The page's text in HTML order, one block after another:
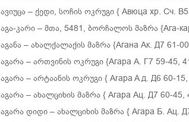
ავიუცა – ქედი, სოჩის ოკრუგი { Авюца хр. Сч.
აგა-კარი – მთა, 5481, ბორჩალოს მაზრა {Ага-
აგანა – ახალქალაქის მაზრა {Агана Ак. Д7 61-
აგარა – ართვინის ოკრუგი {Агара А. Г7 59-45,
აგარა – არტაანის ოკრუგი { Arapa A д. Д6 60-
აგარა – ახალციხის მაზრა { Агара Ац. Д7 60-45,
აგარა დიდი – ახალციხის მაზრა { Агара Б. Ац.